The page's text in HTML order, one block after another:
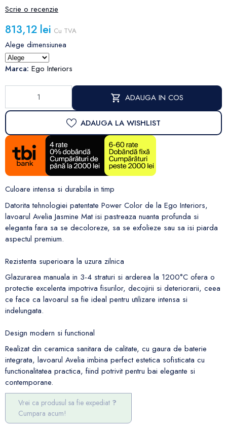
Scrie o recenzie
813,12 lei Cu TVA
Alege dimensiunea
Marca: Ego Interiors
ADAUGA IN COS
ADAUGA LA WISHLIST
Culoare intensa si durabila in timp
Datorita tehnologiei patentate Power Color de la Ego Interiors,
lavoarul Avelia Jasmine Mat isi pastreaza nuanta profunda si
eleganta fara sa se decoloreze, sa se exfolieze sau sa isi piarda
aspectul premium.
Rezistenta superioara la uzura zilnica
Glazurarea manuala in 3-4 straturi si arderea la 1200°C ofera o
protectie excelenta impotriva fisurilor, decojirii si deteriorarii, ceea
ce face ca lavoarul sa fie ideal pentru utilizare intensa si
indelungata.
Design modern si functional
Realizat din ceramica sanitara de calitate, cu gaura de baterie
integrata, lavoarul Avelia imbina perfect estetica sofisticata cu
functionalitatea practica, fiind potrivit pentru bai elegante si
contemporane.
Vrei ca produsul sa fie expediat
Cumpara acum!